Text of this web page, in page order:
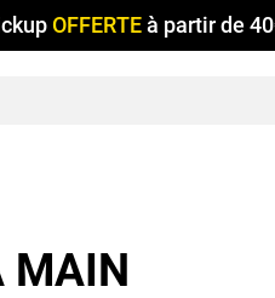
OFFERTEà partir de
MAIN